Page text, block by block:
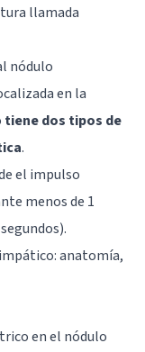
llamada
nódulo
en la
tiene dos tipos de
.
el impulso
menos de 1
anatomía,
en el nódulo